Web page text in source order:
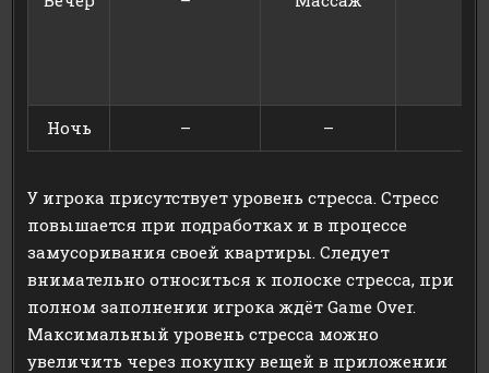
Ночь – –
У игрока присутствует уровень стресса. Стресс
повышается при подработках и в процессе
замусоривания своей квартиры. Следует
внимательно относиться к полоске стресса, при
полном заполнении игрока ждёт Game Over.
Максимальный уровень стресса можно
увеличить через покупку вещей в приложении